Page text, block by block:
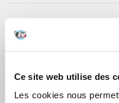
Ce site web utilise des
Les cookies nous
APPRENEZ À NOUS